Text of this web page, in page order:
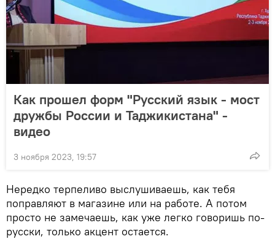
Как прошел форм "Русский язык - мост
дружбы России и Таджикистана" -
видео
3 ноября 2023, 19:57
Нередко терпеливо выслушиваешь, как тебя
поправляют в магазине или на работе. А потом
просто не замечаешь, как уже легко говоришь по-
русски, только акцент остается.